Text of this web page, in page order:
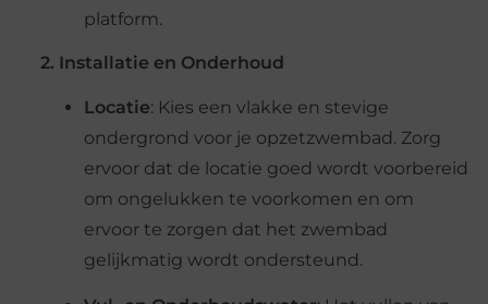
platform.
2. Installatie en Onderhoud
Locatie: Kies een vlakke en stevige
ondergrond voor je opzetzwembad. Zorg
ervoor dat de locatie goed wordt voorbereid
om ongelukken te voorkomen en om
ervoor te zorgen dat het zwembad
gelijkmatig wordt ondersteund.